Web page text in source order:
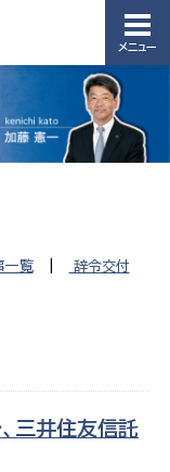
メニュー
一覧|
辞令交付
三井住友信託